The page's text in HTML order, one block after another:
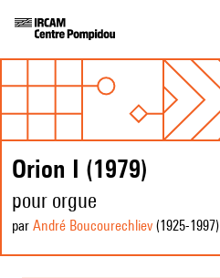
Orion I (1979)
pour orgue
par André Boucourechliev (1925-1997)